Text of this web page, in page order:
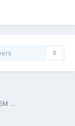
0
SAMSUNG Galaxy A32 SM-A325F SM-A325M service manual